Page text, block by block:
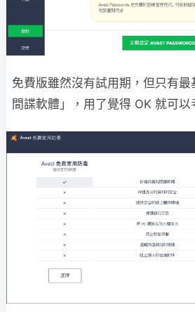
免費版雖然沒有試用期，但只有最
間諜軟體」，用了覺得 OK 就可以